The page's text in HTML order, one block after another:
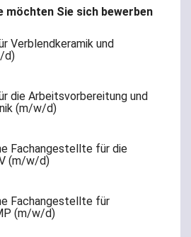
möchten Sie sich bewerben
Verblendkeramik und
d)
die Arbeitsvorbereitung und
(m/w/d)
Fachangestellte für die
(m/w/d)
Fachangestellte für
(m/w/d)